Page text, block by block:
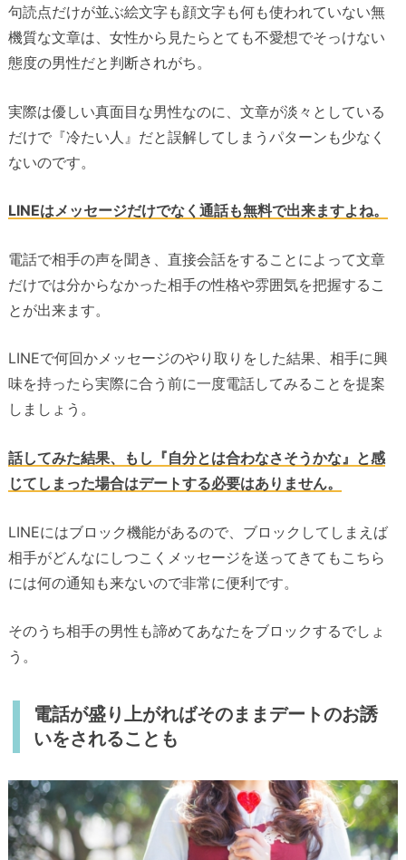
句読点だけが並ぶ絵文字も顔文字も何も使われていない無
機質な文章は、女性から見たらとても不愛想でそっけない
態度の男性だと判断されがち。
実際は優しい真面目な男性なのに、文章が淡々としている
だけで『冷たい人』だと誤解してしまうパターンも少なく
ないのです。
LINEはメッセージだけでなく通話も無料で出来ますよね。
電話で相手の声を聞き、直接会話をすることによって文章
だけでは分からなかった相手の性格や雰囲気を把握するこ
とが出来ます。
LINEで何回かメッセージのやり取りをした結果、相手に興
味を持ったら実際に合う前に一度電話してみることを提案
しましょう。
話してみた結果、もし『自分とは合わなさそうかな』と感
じてしまった場合はデートする必要はありません。
LINEにはブロック機能があるので、ブロックしてしまえば
相手がどんなにしつこくメッセージを送ってきてもこちら
には何の通知も来ないので非常に便利です。
そのうち相手の男性も諦めてあなたをブロックするでしょ
う。
電話が盛り上がればそのままデートのお誘
いをされることも